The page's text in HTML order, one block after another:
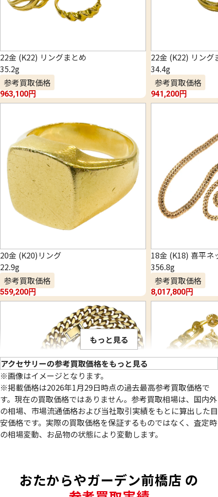
22金 (K22) リングまとめ
35.2g
参考買取価格
963,100円
22金 (K22) リング
34.4g
参考買取価格
941,200円
20金 (K20)リング
22.9g
参考買取価格
559,200円
18金 (K18) 喜平ネ
356.8g
参考買取価格
8,017,800円
参考買取価格
参考買取価格
もっと見る
アクセサリーの参考買取価格をもっと見る
※画像はイメージとなります。
※掲載価格は2026年1月29日時点の過去最高参考買取価格で
す。現在の買取価格ではありません。参考買取相場は、国内外
の相場、市場流通価格および当社取引実績をもとに算出した目
安価格です。実際の買取価格を保証するものではなく、査定時
の相場変動、お品物の状態により変動します。
おたからやガーデン前橋店 の